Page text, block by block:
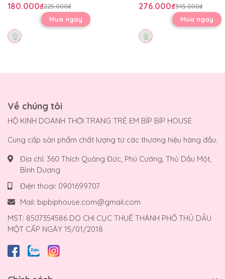
180.000₫225.000₫
Mua ngay
276.000₫345.000₫
Mua ngay
Về chúng tôi
HỘ KINH DOANH THỜI TRANG TRẺ EM BÍP BÍP HOUSE
Cung cấp sản phẩm chất lượng từ các thương hiệu hàng đầu.
Địa chỉ: 360 Thích Quảng Đức, Phú Cường, Thủ Dầu Một,
Bình Dương
Điện thoại: 0901699707
Mail: bipbiphouse.com@gmail.com
MST: 8507354586 DO CHI CỤC THUẾ THÀNH PHỐ THỦ DẦU
MỘT CẤP NGÀY 15/01/2018